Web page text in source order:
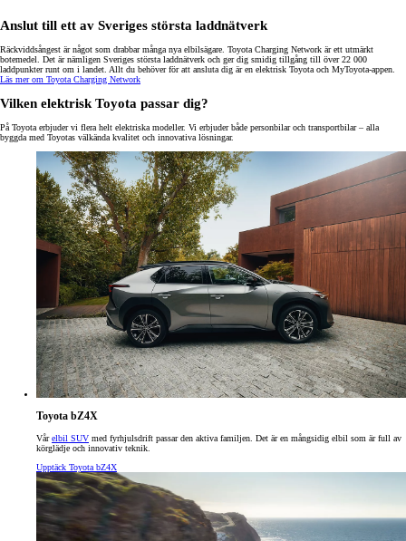
Anslut till ett av Sveriges största laddnätverk
Räckviddsångest är något som drabbar många nya elbilsägare. Toyota Charging Network är ett utmärkt
botemedel. Det är nämligen Sveriges största laddnätverk och ger dig smidig tillgång till över 22 000
laddpunkter runt om i landet. Allt du behöver för att ansluta dig är en elektrisk Toyota och MyToyota-appen.
Läs mer om Toyota Charging Network
Vilken elektrisk Toyota passar dig?
På Toyota erbjuder vi flera helt elektriska modeller. Vi erbjuder både personbilar och transportbilar – alla
byggda med Toyotas välkända kvalitet och innovativa lösningar.
Toyota bZ4X
Vårelbil SUV med fyrhjulsdrift passar den aktiva familjen. Det är en mångsidig elbil som är full av
körglädje och innovativ teknik.
Upptäck Toyota bZ4X